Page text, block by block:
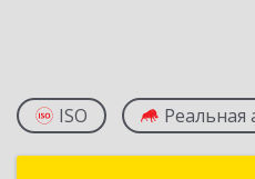
ISO Реальная